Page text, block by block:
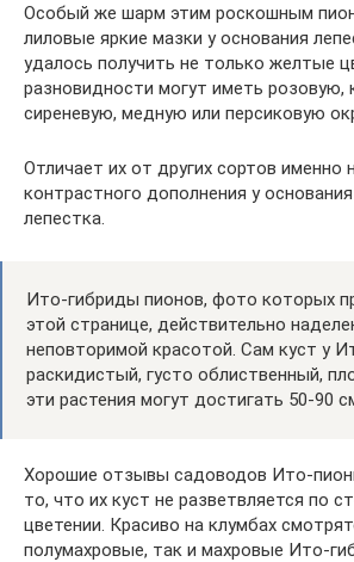
Особый же шарм этим роскошным
лиловые яркие мазки у основания
удалось получить не только желтые
разновидности могут иметь розовую,
сиреневую, медную или персиковую
Отличает их от других сортов именно
контрастного дополнения у
лепестка.
Ито-гибриды пионов, фото которых
этой странице, действительно
неповторимой красотой. Сам куст у
раскидистый, густо облиственный,
эти растения могут достигать 50-90
Хорошие отзывы садоводов Ито-
то, что их куст не разветвляется по
цветении. Красиво на клумбах
полумахровые, так и махровые Ито-